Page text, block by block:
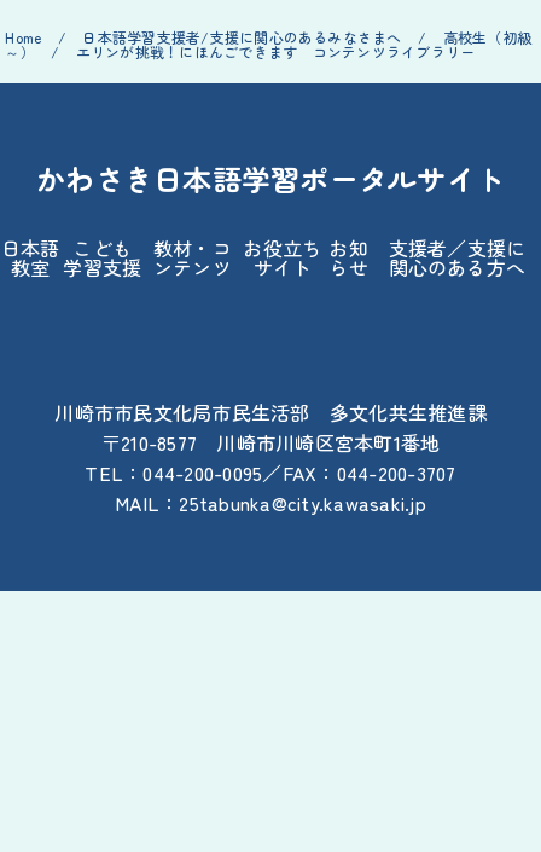
Home / 日本語学習支援者/支援に関心のあるみなさまへ / 高校生 （初級
～） / エリンが挑戦！にほんごできます コンテンツライブラリー
かわさき 日本語学習ポータルサイト
日本語
教室
こども
学習支援
教材 ・コ
ンテンツ
お役立ち
サイト
お知
らせ
支援者／支援に
関心のある方へ
川崎市市民文化局市民生活部 多文化共生推進課
〒210-8577 川崎市川崎区宮本町1番地
TEL：044-200-0095／FAX：044-200-3707
MAIL：25tabunka@city.kawasaki.jp